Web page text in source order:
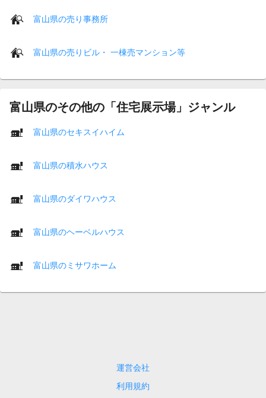
富山県の売り事務所
富山県の売りビル・ 一棟売マンション等
富山県のその他の「住宅展示場」ジャンル
富山県のセキスイハイム
富山県の積水ハウス
富山県のダイワハウス
富山県のヘーベルハウス
富山県のミサワホーム
運営会社
利用規約